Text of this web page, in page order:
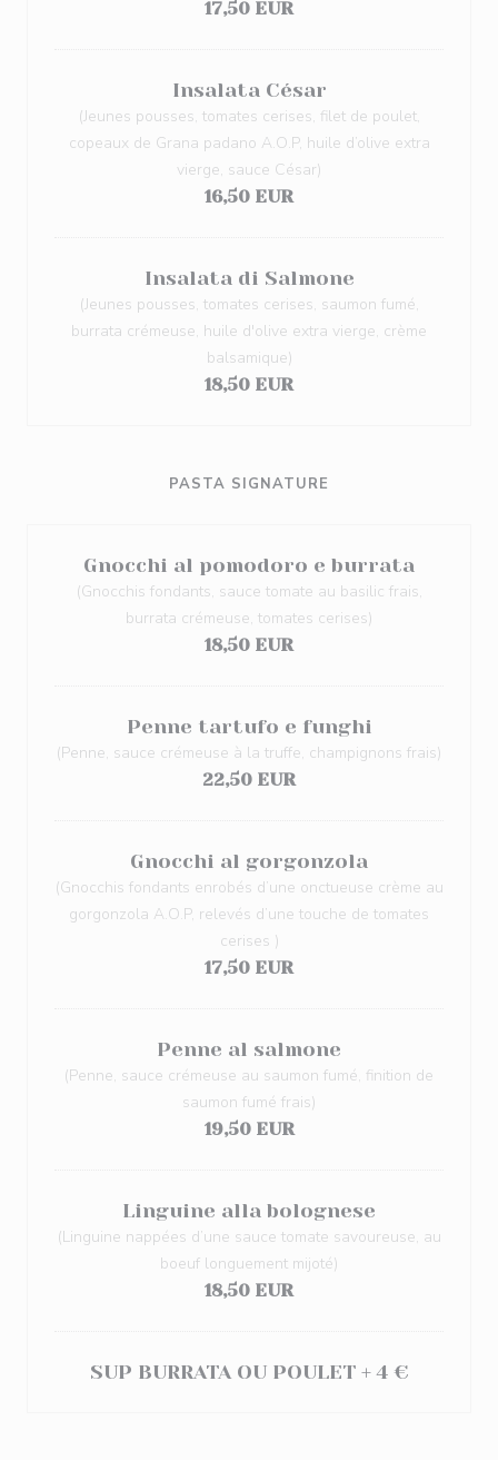
17,50 EUR
Insalata César
(Jeunes pousses, tomates cerises, filet de poulet,
copeaux de Grana padano A.O.P, huile d’olive extra
vierge, sauce César)
16,50 EUR
Insalata di Salmone
(Jeunes pousses, tomates cerises, saumon fumé,
burrata crémeuse, huile d'olive extra vierge, crème
balsamique)
18,50 EUR
PASTA SIGNATURE
Gnocchi al pomodoro e burrata
(Gnocchis fondants, sauce tomate au basilic frais,
burrata crémeuse, tomates cerises)
18,50 EUR
Penne tartufo e funghi
(Penne, sauce crémeuse à la truffe, champignons frais)
22,50 EUR
Gnocchi al gorgonzola
(Gnocchis fondants enrobés d’une onctueuse crème au
gorgonzola A.O.P, relevés d’une touche de tomates
cerises )
17,50 EUR
Penne al salmone
(Penne, sauce crémeuse au saumon fumé, finition de
saumon fumé frais)
19,50 EUR
Linguine alla bolognese
(Linguine nappées d’une sauce tomate savoureuse, au
boeuf longuement mijoté)
18,50 EUR
SUP BURRATA OU POULET + 4 €